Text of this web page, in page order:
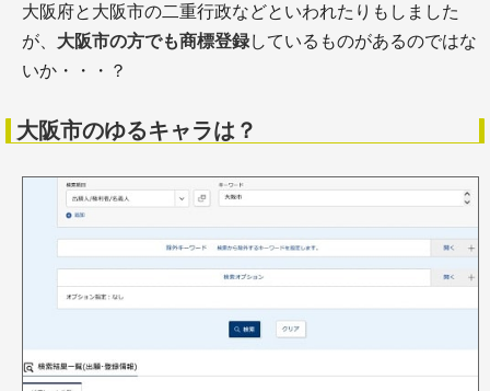
大阪府と大阪市の二重行政などといわれたりもしました
が、 大阪市の方でも商標登録しているものがあるのではな
いか・・・？
大阪市のゆるキャラは？